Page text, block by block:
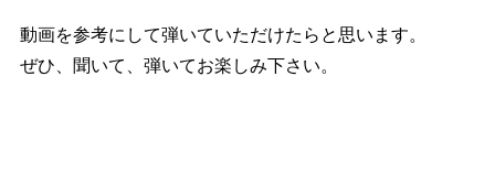
動画を参考にして弾いていただけたらと思います。
ぜひ、聞いて、弾いてお楽しみ下さい。